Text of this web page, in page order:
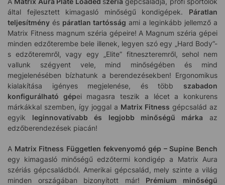
által fejlesztett kimagasló minőségű kondigépek. Páratlan
teljesítmény és páratlan tartósság ami a leginkább jellemző a
Matrix Fitness magnum széria gépeire! A Magnum széria gépei
minden edzőterembe bele illenek, legyen szó egy „Hard Body”-
s edzőteremről, vagy egy „Elite” fitneszteremről, sehol nem
vallunk szégyent vele, mind minőségében és mind
megjelenésében bízhatunk a berendezésekben! Ergonomikus
kialakítása igényes megjelenése, és több szabadon
konfigurálható gépei magasra teszik a lécet a konkurens
márkákkal szemben, így joggal a Matrix Fitness gépcsalád az
egyik leginnovatívabb és legjobb minőségű márka az
edzőberendezések piacán!
A Matrix Fitness Független fekvenyomó gép – Supine Bench
egy kimagasló minőségű edzőtermi kondigép a Matrix Aura
szériás gépcsaládból. Amerikai gépcsalád, mely szinte a világ
minden országában bizonyított már! Prémium minőségű